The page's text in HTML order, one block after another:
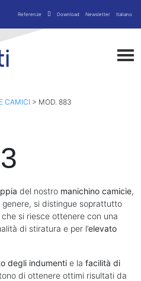
Referenze
Download Newsletter Italiano
CAMICI > MOD. 883
del nostro manichino camicie,
si distingue soprattutto
che si riesce ottenere con una
di stiratura e per l’elevato
degli indumenti e la facilità di
di ottenere ottimi risultati da